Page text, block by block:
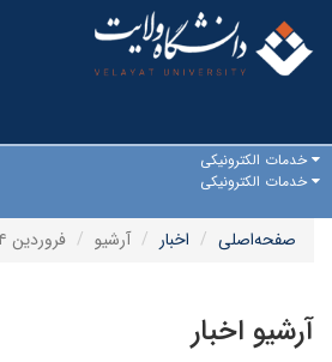
خدمات الکترونیکی
خدمات الکترونیکی
صفحه‌اصلی
اخبار آرشیو فروردین ۱۴۰۴
آرشیو اخبار